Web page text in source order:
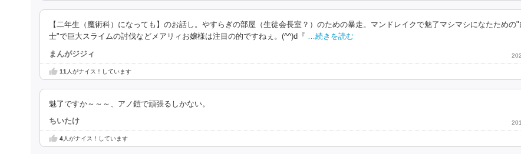
【二年生（魔術科）になっても】のお話し。やすらぎの部屋（生徒会長室？）のための暴走。マンドレイクで魅了マシマシになたための
士"で巨大スライムの討伐などメアリィお嬢様は注目の的ですねぇ。(^^)d『 …続きを読む
まんがジジィ
11 人がナイス！しています
魅了ですか～～～、アノ鎧で頑張るしかない。
ちいたけ
4人がナイス！しています